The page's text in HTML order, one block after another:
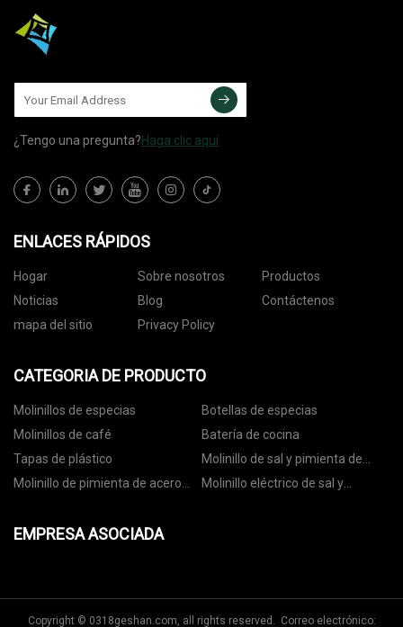
¿Tengo una pregunta?Haga clic aquí
ENLACES RÁPIDOS
Hogar Sobre nosotros
Productos
Noticias
Blog
Contáctenos
mapa del sitio
Privacy Policy
CATEGORIA DE PRODUCTO
Molinillos de especias
Botellas de especias
Molinillos de café
Batería de cocina
Tapas de plástico
Molinillo de sal y pimienta de
cerámica
Molinillo de pimienta de acero
Molinillo eléctrico de sal y
EMPRESA ASOCIADA
Copyright © 0318geshan.com, all rights reserved. Correo electrónico: